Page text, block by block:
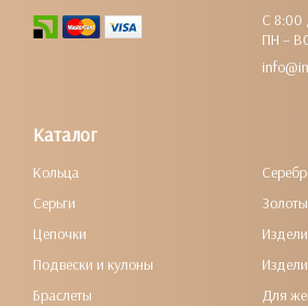
С 8:00
ПН –
Каталог
Кольца
Серьги
Цепочки
Подвески и кулоны
Браслеты
Для